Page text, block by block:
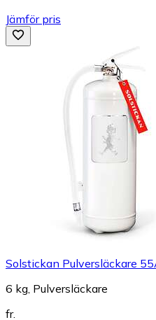
Jämför pris
Solstickan Pulversläckare
6 kg, Pulversläckare
fr.